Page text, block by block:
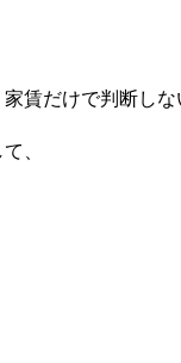
賃だけで判断しな
、